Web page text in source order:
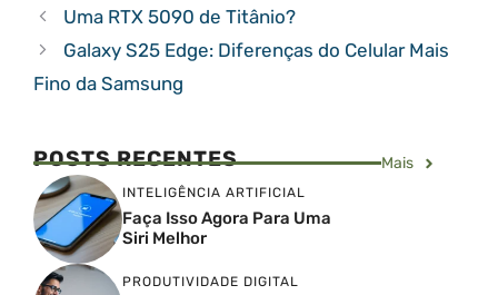
Uma RTX 5090 de Titânio?
Galaxy S25 Edge: Diferenças do Celular Mais
Fino da Samsung
POSTS RECENTES Mais
INTELIGÊNCIA ARTIFICIAL
Faça Isso Agora Para Uma
Siri Melhor
PRODUTIVIDADE DIGITAL